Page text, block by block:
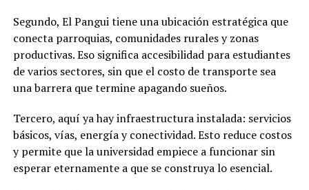
Segundo, El Pangui tiene una ubicación estratégica que
conecta parroquias, comunidades rurales y zonas
productivas. Eso significa accesibilidad para estudiantes
de varios sectores, sin que el costo de transporte sea
una barrera que termine apagando sueños.
Tercero, aquí ya hay infraestructura instalada: servicios
básicos, vías, energía y conectividad. Esto reduce costos
y permite que la universidad empiece a funcionar sin
esperar eternamente a que se construya lo esencial.